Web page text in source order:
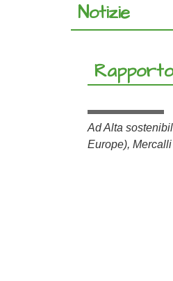
Notizie
Ad Alta
Europe),